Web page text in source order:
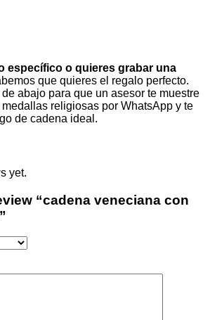
específico o quieres grabar una
que quieres el regalo perfecto.
abajo para que un asesor te muestre
religiosas por WhatsApp y te
de cadena ideal.
yet.
“cadena veneciana con